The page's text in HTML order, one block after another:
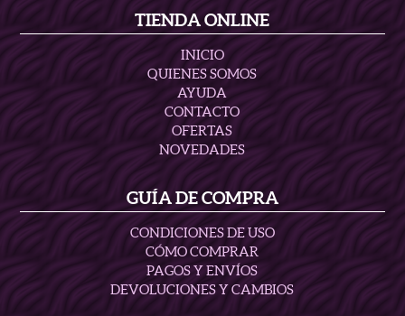
TIENDA ONLINE
INICIO
QUIENES SOMOS
AYUDA
CONTACTO
OFERTAS
NOVEDADES
GUÍA DE COMPRA
CONDICIONES DE USO
CÓMO COMPRAR
PAGOS Y ENVÍOS
DEVOLUCIONES Y CAMBIOS